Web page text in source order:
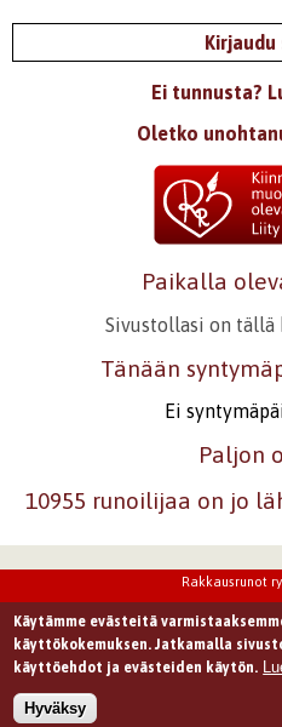
Kirjaudu
Ei tunnusta?
Oletko
Paikalla
Sivustollasi on tällä
Tänään
Ei
Paljon
10955 runoilijaa on jo
Rakkausrunot
Käytämme evästeitä
käyttökokemuksen. Jatkamalla
käyttöehdot ja evästeiden käytön.
Hyväksy